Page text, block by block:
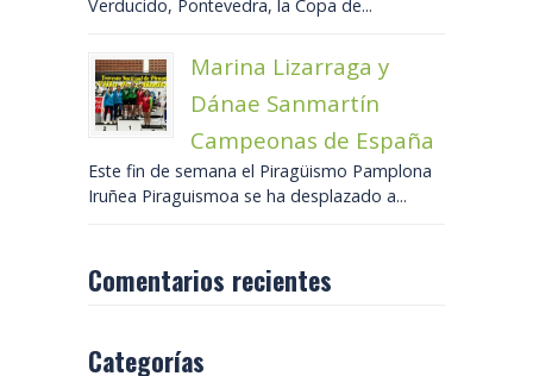
Verducido, Pontevedra, la Copa de...
Marina Lizarraga y
Dánae Sanmartín
Campeonas de España
Este fin de semana el Piragüismo Pamplona
Iruñea Piraguismoa se ha desplazado a...
Comentarios recientes
Categorías